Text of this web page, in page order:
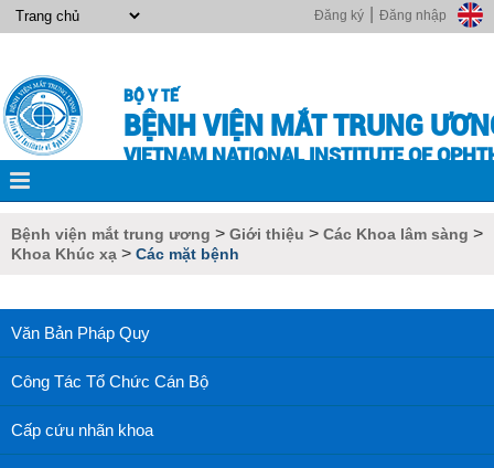
Đăng nhập
Đăng ký
BỘ Y TẾ
BỆNH VIỆN MẮT TRUNG
VIETNAM NATIONAL INSTITUTE OF
Bệnh viện mắt trung ương > Giới thiệu > Các Khoa lâm sàng >
Khoa Khúc xạ > Các mặt bệnh
Văn Bản Pháp Quy
Công Tác Tổ Chức Cán Bộ
Cấp cứu nhãn khoa